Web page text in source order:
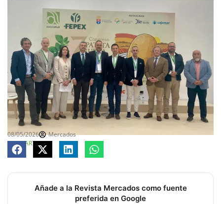
08/05/2026
Mercados
COMPARTE
Añade a la Revista Mercados como fuente
preferida en Google